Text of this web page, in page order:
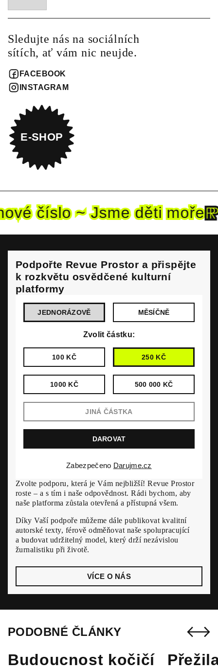
Sledujte nás na sociálních
sítích, ať vám nic neujde.
FACEBOOK
INSTAGRAM
E-SHOP
číslo ~ Jsme děti moře
Podpořte Revue Prostor a přispějte
k rozkvětu osvědčené kulturní
platformy
Zvolte podporu, která je Vám nejbližší! Revue Prostor
roste – a s tím i naše odpovědnost. Rádi bychom, aby
naše platforma zůstala otevřená a přístupná všem.
Díky Vaší podpoře můžeme dále publikovat kvalitní
autorské texty, férově odměňovat naše spolupracující
a budovat udržitelný model, který drží nezávislou
žurnalistiku při životě.
VÍCE O NÁS
JEDNORÁZOVĚ MĚSÍČNĚ
Zvolit částku:
100 KČ 250 KČ
1000 KČ 500 000 KČ
Zabezpečeno Darujme.cz
PODOBNÉ ČLÁNKY
Budoucnost kočičí